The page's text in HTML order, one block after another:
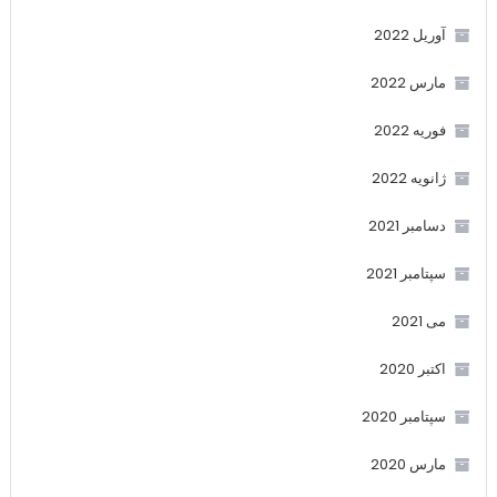
آوریل 2022
مارس 2022
فوریه 2022
ژانویه 2022
دسامبر 2021
سپتامبر 2021
می 2021
اکتبر 2020
سپتامبر 2020
مارس 2020